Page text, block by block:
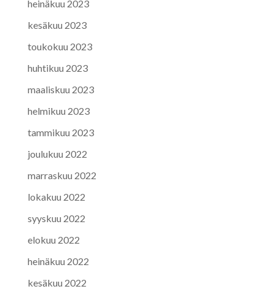
heinäkuu 2023
kesäkuu 2023
toukokuu 2023
huhtikuu 2023
maaliskuu 2023
helmikuu 2023
tammikuu 2023
joulukuu 2022
marraskuu 2022
lokakuu 2022
syyskuu 2022
elokuu 2022
heinäkuu 2022
kesäkuu 2022